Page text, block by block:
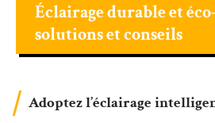
Éclairage durable et
solutions et conseils
Adoptez l’éclairage